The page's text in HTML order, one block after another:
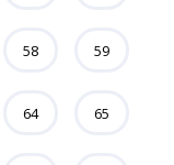
58 59
64 65